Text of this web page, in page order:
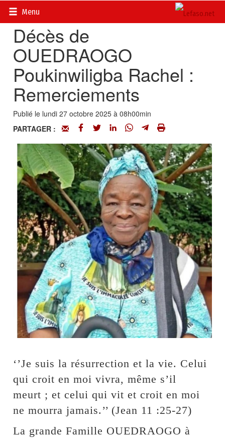
Menu
Accueil>
Décès de
OUEDRAOGO
Poukinwiligba Rachel :
Remerciements
Publié le lundi 27 octobre 2025 à 08h00min
PARTAGER :
‘’Je suis la résurrection et la vie. Celui
qui croit en moi vivra, même s’il
meurt ; et celui qui vit et croit en moi
ne mourra jamais.’’ (Jean 11 :25-27)
La grande Famille OUEDRAOGO à